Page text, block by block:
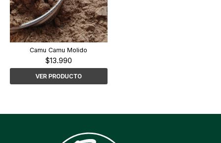
Camu Camu Molido
$13.990
VER PRODUCTO